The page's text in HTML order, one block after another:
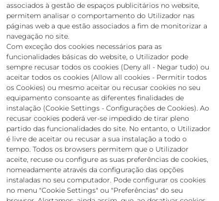
associados à gestão de espaços publicitários no website,
permitem analisar o comportamento do Utilizador nas
páginas web a que estão associados a fim de monitorizar a
navegação no site.
Com exceção dos cookies necessários para as
funcionalidades básicas do website, o Utilizador pode
sempre recusar todos os cookies (Deny all - Negar tudo) ou
aceitar todos os cookies (Allow all cookies - Permitir todos
os Cookies) ou mesmo aceitar ou recusar cookies no seu
equipamento consoante as diferentes finalidades de
instalação (Cookie Settings - Configurações de Cookies). Ao
recusar cookies poderá ver-se impedido de tirar pleno
partido das funcionalidades do site. No entanto, o Utilizador
é livre de aceitar ou recusar a sua instalação a todo o
tempo. Todos os browsers permitem que o Utilizador
aceite, recuse ou configure as suas preferências de cookies,
nomeadamente através da configuração das opções
instaladas no seu computador. Pode configurar os cookies
no menu "Cookie Settings" ou "Preferências" do seu